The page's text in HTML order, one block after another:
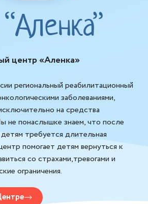
центр «Аленка»
региональный реабилитационный
заболеваниями,
на средства
не понаслышке знаем, что после
требуется длительная
помогает детям вернуться к
со страхами,тревогами и
ограничения.